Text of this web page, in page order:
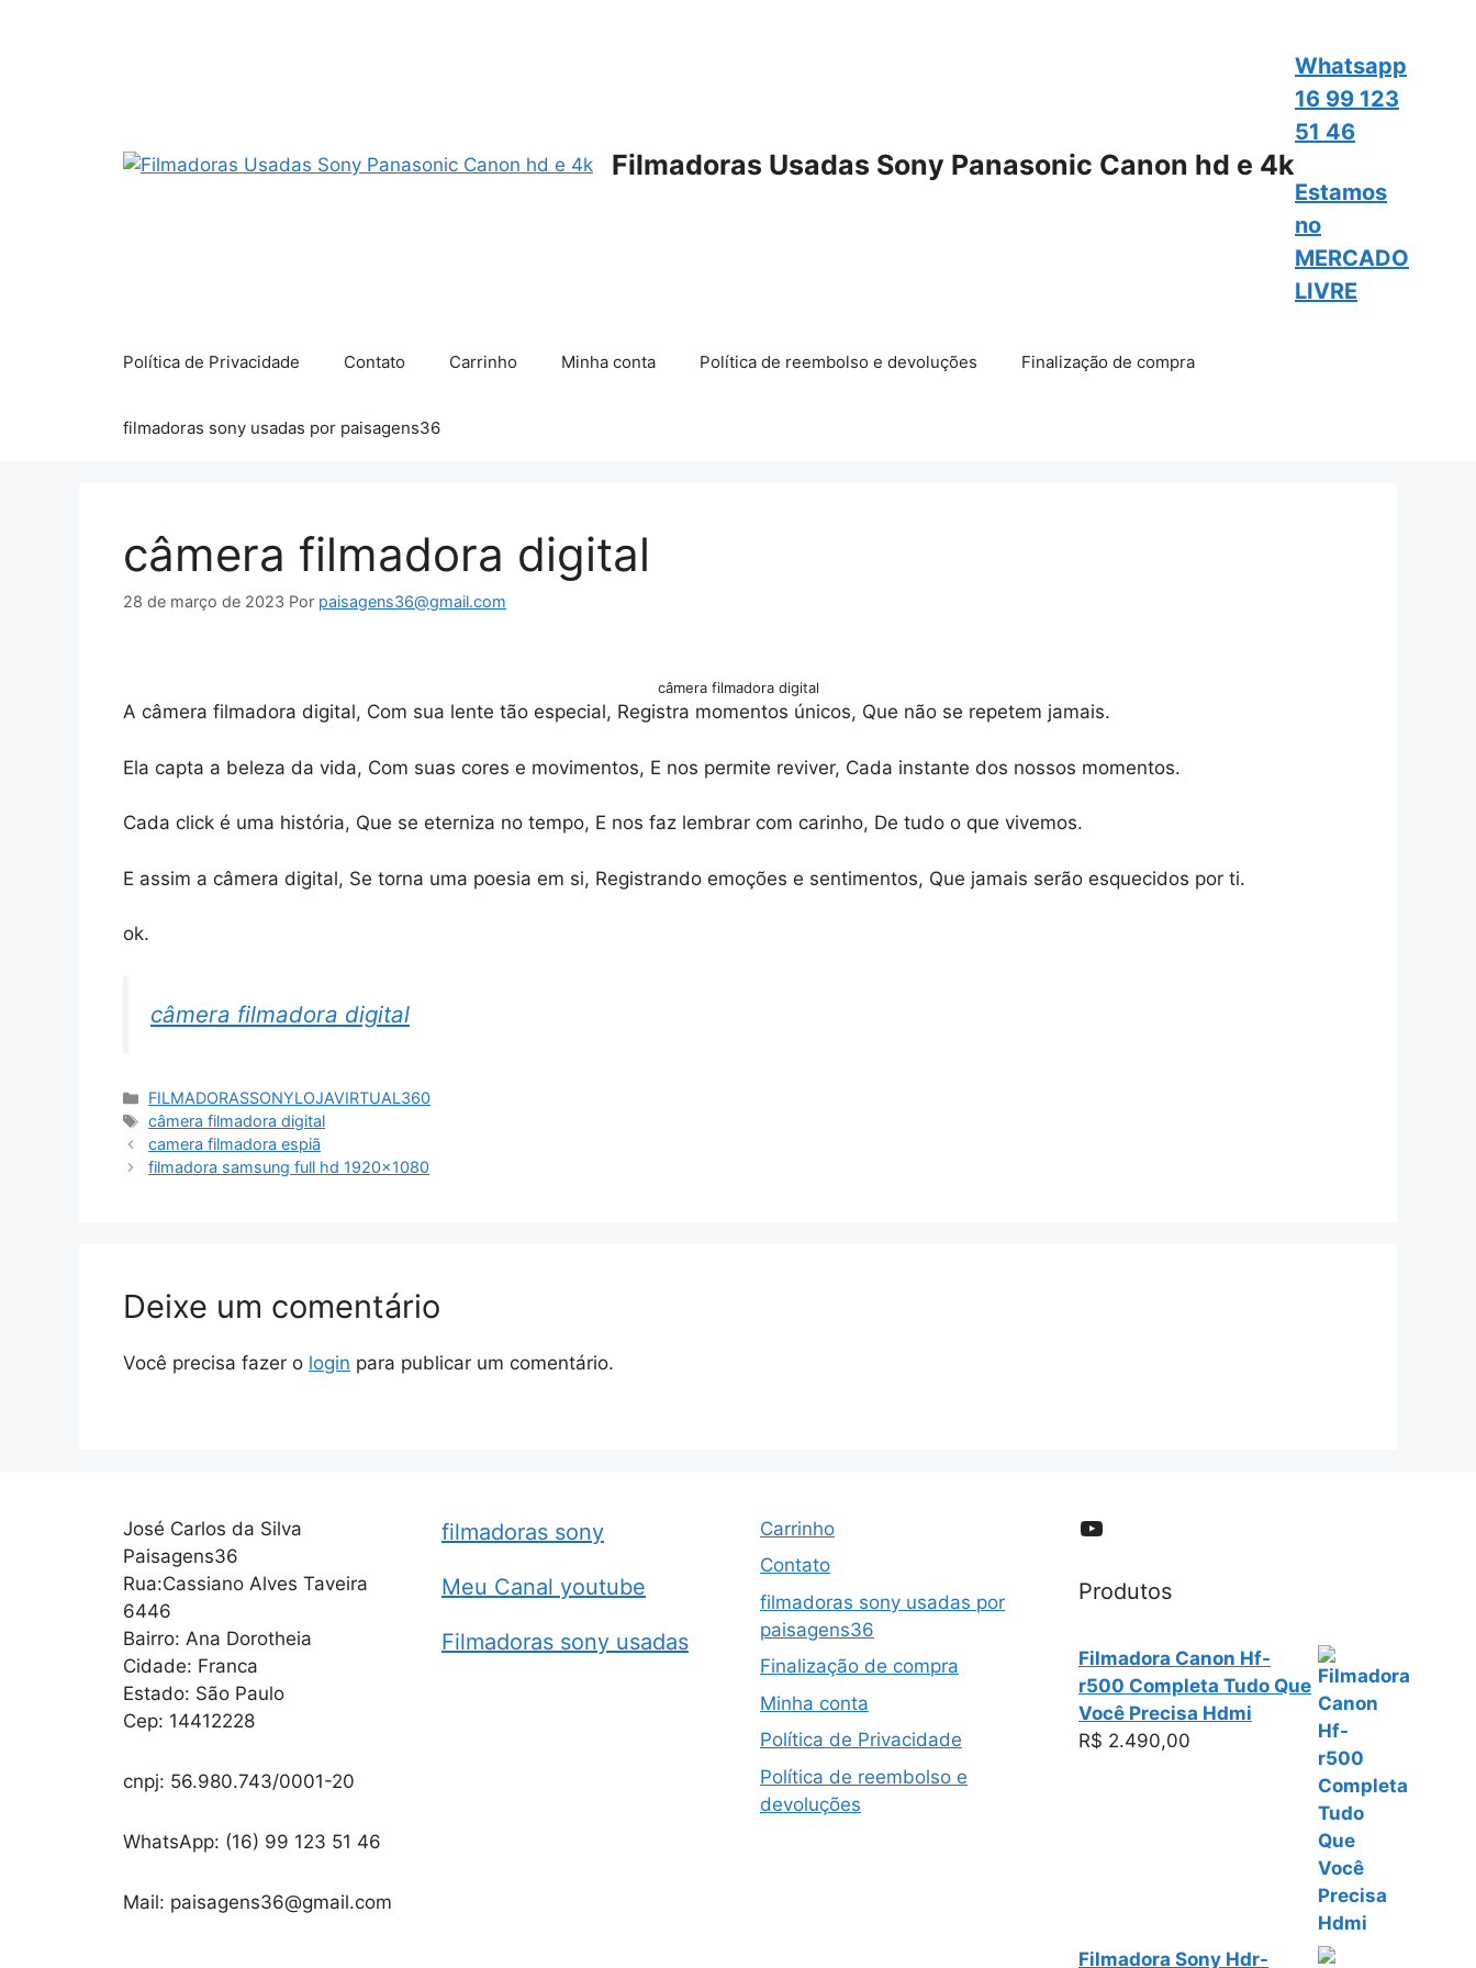
Filmadoras Usadas Sony Panasonic Canon hd e 4k
Whatsapp
16 99 123
51 46
Estamos
no
MERCADO
LIVRE
Política de Privacidade Contato Carrinho Minha conta Política de reembolso e devoluções Finalização de compra
filmadoras sony usadas por paisagens36
câmera filmadora digital
28 de março de 2023 Por paisagens36@gmail.com
câmera filmadora digital
A câmera filmadora digital, Com sua lente tão especial, Registra momentos únicos, Que não se repetem jamais.
Ela capta a beleza da vida, Com suas cores e movimentos, E nos permite reviver, Cada instante dos nossos momentos.
Cada click é uma história, Que se eterniza no tempo, E nos faz lembrar com carinho, De tudo o que vivemos.
E assim a câmera digital, Se torna uma poesia em si, Registrando emoções e sentimentos, Que jamais serão esquecidos por ti.
ok.
câmera filmadora digital
Categorias
FILMADORASSONYLOJAVIRTUAL360
Tags
câmera filmadora digital
camera filmadora espiã
filmadora samsung full hd 1920×1080
Deixe um comentário
Você precisa fazer o login para publicar um comentário.
José Carlos da Silva
Paisagens36
Rua:Cassiano Alves Taveira
6446
Bairro: Ana Dorotheia
Cidade: Franca
Estado: São Paulo
Cep: 14412228
cnpj: 56.980.743/0001-20
WhatsApp: (16) 99 123 51 46
Mail: paisagens36@gmail.com
filmadoras sony
Meu Canal youtube
Filmadoras sony usadas
Carrinho
Contato
filmadoras sony usadas por
paisagens36
Finalização de compra
Minha conta
Política de Privacidade
Política de reembolso e
devoluções
YouTube
Produtos
Filmadora Canon Hf-
r500 Completa Tudo Que
Você Precisa Hdmi
R$ 2.490,00
Filmadora Sony Hdr-